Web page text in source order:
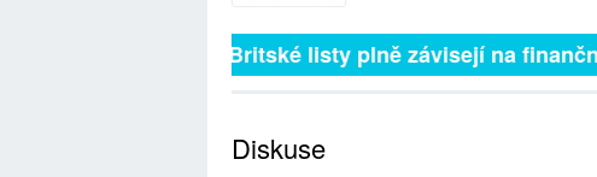
Britské listy plně závisejí na
Diskuse